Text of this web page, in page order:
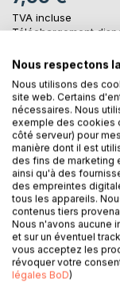
TVA incluse
Téléchargement
Ajouter à ma liste
Laisser un avis
DESCRIPTION
Nous respectons
Nous utilisons des
site web. Certains
nécessaires. Nous
exemple des cookies
côté serveur) pour
manière dont il est
des fins de marketing
ainsi qu'à des
des empreintes
tous les appareils.
contenus tiers
Nous n'avons aucune
et sur un éventuel
vous acceptez les
révoquer votre
légales BoD)